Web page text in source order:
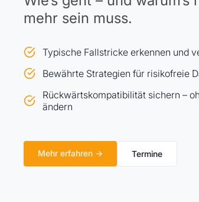
mehr sein muss.
Typische Fallstricke erkennen und
Bewährte Strategien für risikofreie
Rückwärtskompatibilität sichern –
ändern
Mehr erfahren → Termine